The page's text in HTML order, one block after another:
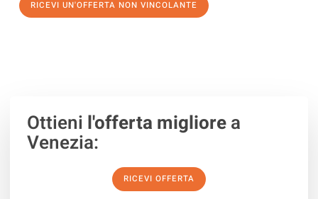
RICEVI UN'OFFERTA NON VINCOLANTE
Ottieni l'offerta migliorea
Venezia:
RICEVI OFFERTA